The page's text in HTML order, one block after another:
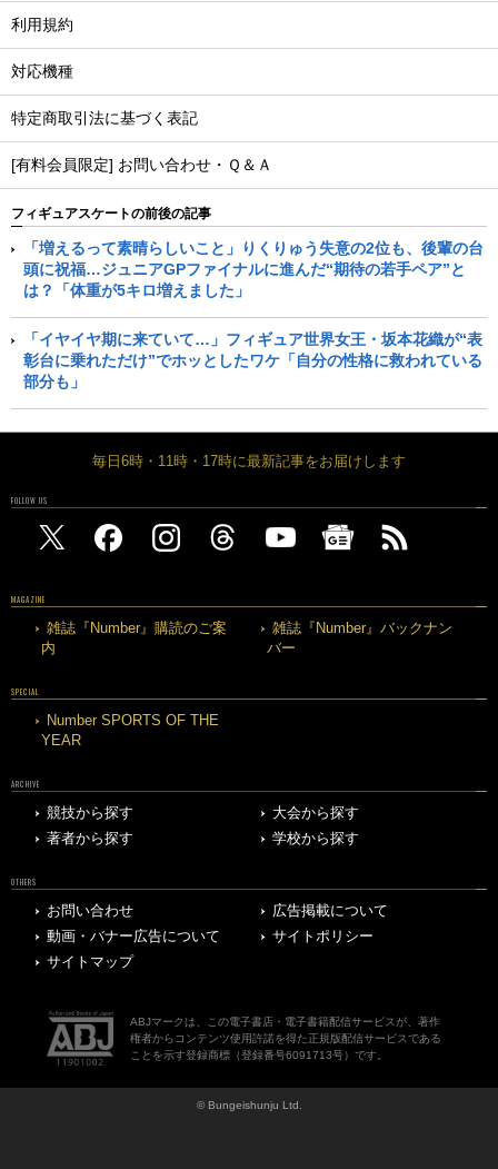
利用規約
対応機種
特定商取引法に基づく表記
[有料会員限定] お問い合わせ・Ｑ＆Ａ
フィギュアスケートの前後の記事
「増えるって素晴らしいこと」りくりゅう失意の2位も、後輩の台
頭に祝福…ジュニアGPファイナルに進んだ“期待の若手ペア”と
は？「体重が5キロ増えました」
「イヤイヤ期に来ていて…」フィギュア世界女王・坂本花織が“表
彰台に乗れただけ”でホッとしたワケ「自分の性格に救われている
部分も」
毎日6時・11時・17時に最新記事をお届けします
FOLLOW US
MAGAZINE
雑誌『Number』購読のご案
内
雑誌『Number』バックナン
バー
SPECIAL
Number SPORTS OF THE
YEAR
ARCHIVE
競技から探す
大会から探す
著者から探す
学校から探す
OTHERS
お問い合わせ
広告掲載について
動画・バナー広告について
サイトポリシー
サイトマップ
ABJマークは、この電子書店・電子書籍配信サービスが、著作
権者からコンテンツ使用許諾を得た正規版配信サービスである
ことを示す登録商標（登録番号6091713号）です。
© Bungeishunju Ltd.